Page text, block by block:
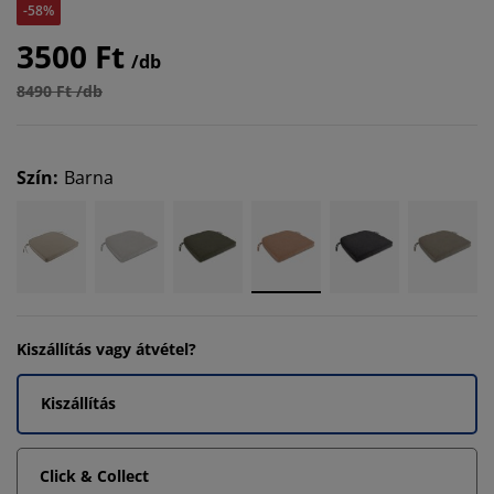
-58%
3500 Ft /db
8490 Ft /db
Szín: Barna
Kiszállítás vagy átvétel?
Kiszállítás
Click & Collect